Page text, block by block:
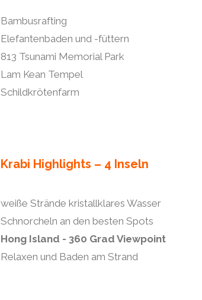
Bambusrafting
Elefantenbaden und -füttern
813 Tsunami Memorial Park
Lam Kean Tempel
Schildkrötenfarm
Krabi Highlights – 4 Inseln
weiße Strände kristallklares Wasser
Schnorcheln an den besten Spots
Hong Island - 360 Grad Viewpoint
Relaxen und Baden am Strand